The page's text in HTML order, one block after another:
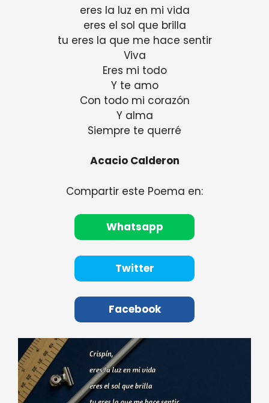
eres la luz en mi vida
eres el sol que brilla
tu eres la que me hace sentir
Viva
Eres mi todo
Y te amo
Con todo mi corazón
Y alma
Siempre te querré
Acacio Calderon
Compartir este Poema en:
Whatsapp
Twitter
Facebook